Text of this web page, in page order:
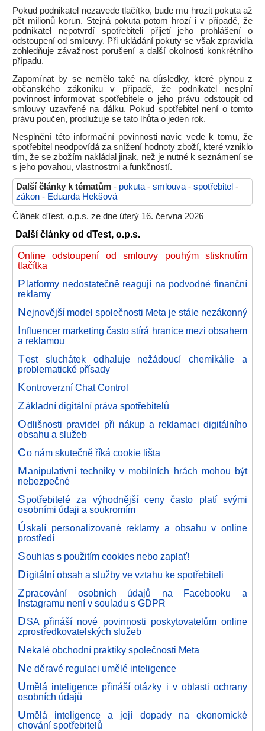
Pokud podnikatel nezavede tlačítko, bude mu hrozit pokuta až
pět milionů korun. Stejná pokuta potom hrozí i v případě, že
podnikatel nepotvrdí spotřebiteli přijetí jeho prohlášení o
odstoupení od smlouvy. Při ukládání pokuty se však zpravidla
zohledňuje závažnost porušení a další okolnosti konkrétního
případu.
Zapomínat by se nemělo také na důsledky, které plynou z
občanského zákoníku v případě, že podnikatel nesplní
povinnost informovat spotřebitele o jeho právu odstoupit od
smlouvy uzavřené na dálku. Pokud spotřebitel není o tomto
právu poučen, prodlužuje se tato lhůta o jeden rok.
Nesplnění této informační povinnosti navíc vede k tomu, že
spotřebitel neodpovídá za snížení hodnoty zboží, které vzniklo
tím, že se zbožím nakládal jinak, než je nutné k seznámení se
s jeho povahou, vlastnostmi a funkčností.
Další články k tématům - pokuta - smlouva - spotřebitel -
zákon - Eduarda Hekšová
Článek dTest, o.p.s. ze dne úterý 16. června 2026
Další články od dTest, o.p.s.
Online odstoupení od smlouvy pouhým stisknutím
tlačítka
Platformy nedostatečně reagují na podvodné finanční
reklamy
Nejnovější model společnosti Meta je stále nezákonný
Influencer marketing často stírá hranice mezi obsahem
a reklamou
Test sluchátek odhaluje nežádoucí chemikálie a
problematické přísady
Kontroverzní Chat Control
Základní digitální práva spotřebitelů
Odlišnosti pravidel při nákup a reklamaci digitálního
obsahu a služeb
Co nám skutečně říká cookie lišta
Manipulativní techniky v mobilních hrách mohou být
nebezpečné
Spotřebitelé za výhodnější ceny často platí svými
osobními údaji a soukromím
Úskalí personalizované reklamy a obsahu v online
prostředí
Souhlas s použitím cookies nebo zaplať!
Digitální obsah a služby ve vztahu ke spotřebiteli
Zpracování osobních údajů na Facebooku a
Instagramu není v souladu s GDPR
DSA přináší nové povinnosti poskytovatelům online
zprostředkovatelských služeb
Nekalé obchodní praktiky společnosti Meta
Ne děravé regulaci umělé inteligence
Umělá inteligence přináší otázky i v oblasti ochrany
osobních údajů
Umělá inteligence a její dopady na ekonomické
chování spotřebitelů